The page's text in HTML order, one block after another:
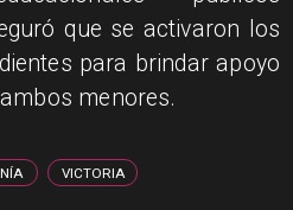
que se activaron los
para brindar apoyo
menores.
VICTORIA